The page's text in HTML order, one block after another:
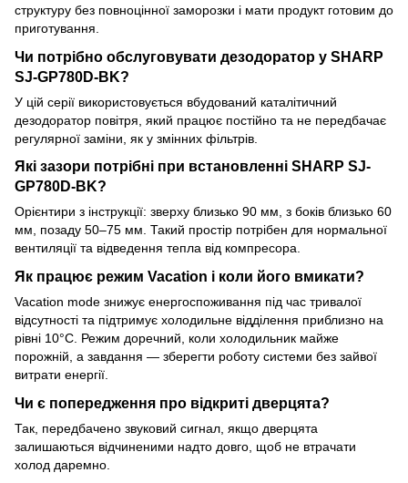
структуру без повноцінної заморозки і мати продукт готовим до
приготування.
Чи потрібно обслуговувати дезодоратор у SHARP
SJ-GP780D-BK?
У цій серії використовується вбудований каталітичний
дезодоратор повітря, який працює постійно та не передбачає
регулярної заміни, як у змінних фільтрів.
Які зазори потрібні при встановленні SHARP SJ-
GP780D-BK?
Орієнтири з інструкції: зверху близько 90 мм, з боків близько 60
мм, позаду 50–75 мм. Такий простір потрібен для нормальної
вентиляції та відведення тепла від компресора.
Як працює режим Vacation і коли його вмикати?
Vacation mode знижує енергоспоживання під час тривалої
відсутності та підтримує холодильне відділення приблизно на
рівні 10°C. Режим доречний, коли холодильник майже
порожній, а завдання — зберегти роботу системи без зайвої
витрати енергії.
Чи є попередження про відкриті дверцята?
Так, передбачено звуковий сигнал, якщо дверцята
залишаються відчиненими надто довго, щоб не втрачати
холод даремно.